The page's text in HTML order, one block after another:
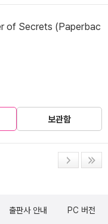
of Secrets (Paperbac
보관함
출판사 안내 PC 버전